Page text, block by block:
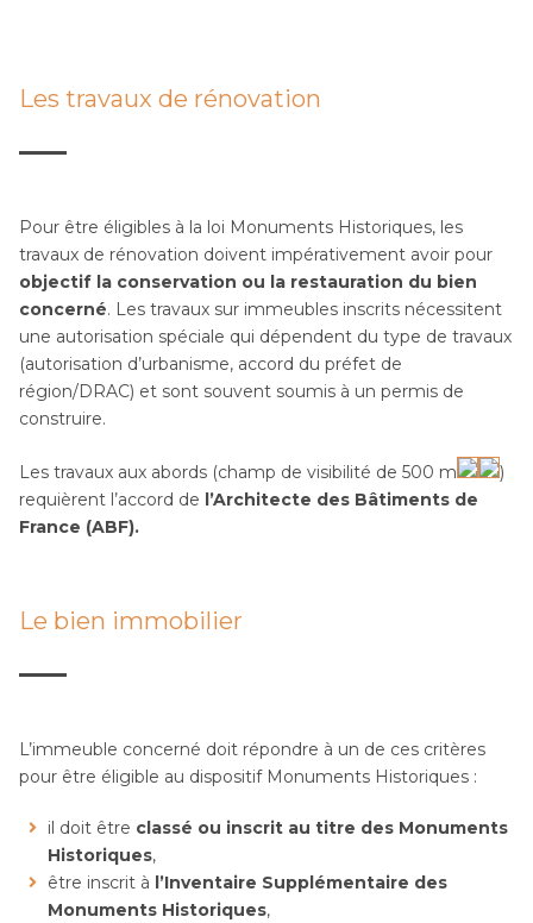
Les travaux de rénovation
Pour être éligibles à la loi Monuments Historiques, les
travaux de rénovation doivent impérativement avoir pour
objectif la conservation ou la restauration du bien
concerné. Les travaux sur immeubles inscrits nécessitent
une autorisation spéciale qui dépendent du type de travaux
(autorisation d’urbanisme, accord du préfet de
région/DRAC) et sont souvent soumis à un permis de
construire.
Les travaux aux abords (champ de visibilité de 500 m
)
requièrent l’accord de l’Architecte des Bâtiments de
France (ABF).
Le bien immobilier
L’immeuble concerné doit répondre à un de ces critères
pour être éligible au dispositif Monuments Historiques :
il doit être classé ou inscrit au titre des Monuments
Historiques,
être inscrit à l’Inventaire Supplémentaire des
Monuments Historiques,